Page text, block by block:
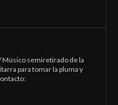
semiretirado de la
para tomar la pluma y